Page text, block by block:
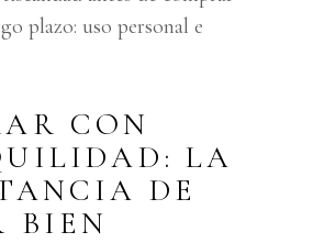
plazo: uso personal e
CON
LA
DE
BIEN